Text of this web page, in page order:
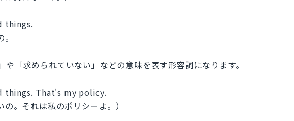
things.
「求められていない」などの意味を表す形容詞になります。
That's my policy.
の。それは私のポリシーよ。）